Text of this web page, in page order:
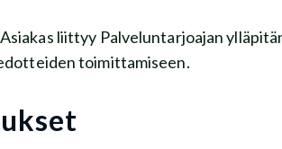
liittyy Palveluntarjoajan
toimittamiseen.